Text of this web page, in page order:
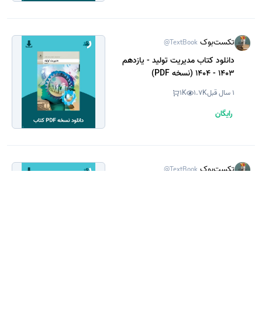
تکست‌بوک @TextBook
دانلود کتاب مدیریت تولید - یازدهم
1403 - 1404 (نسخه PDF)
1 سال قبل 1.7K
1K
رایگان
تکست‌بوک @TextBook